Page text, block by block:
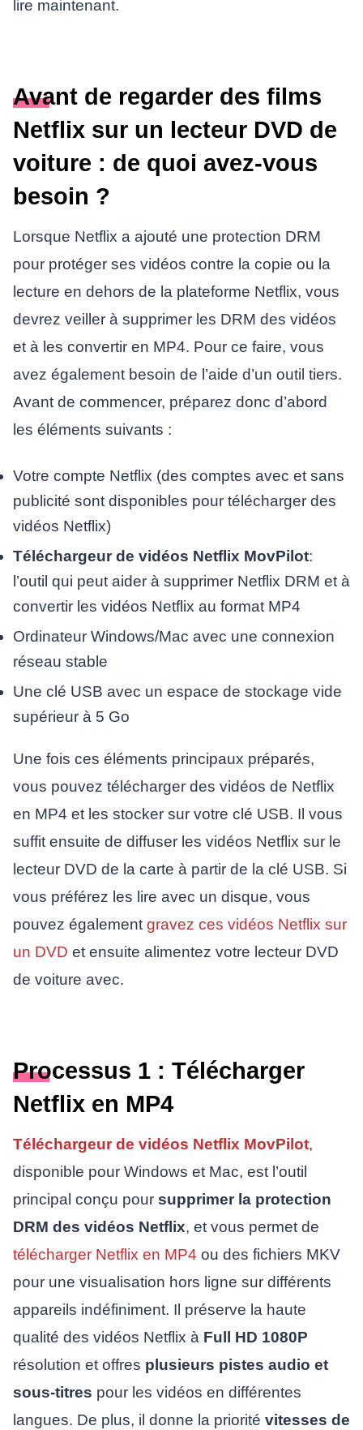
lire maintenant.
Avant de regarder des films
Netflix sur un lecteur DVD de
voiture : de quoi avez-vous
besoin ?
Lorsque Netflix a ajouté une protection DRM
pour protéger ses vidéos contre la copie ou la
lecture en dehors de la plateforme Netflix, vous
devrez veiller à supprimer les DRM des vidéos
et à les convertir en MP4. Pour ce faire, vous
avez également besoin de l’aide d’un outil tiers.
Avant de commencer, préparez donc d’abord
les éléments suivants :
Votre compte Netflix (des comptes avec et sans
publicité sont disponibles pour télécharger des
vidéos Netflix)
Téléchargeur de vidéos Netflix MovPilot:
l’outil qui peut aider à supprimer Netflix DRM et à
convertir les vidéos Netflix au format MP4
Ordinateur Windows/Mac avec une connexion
réseau stable
Une clé USB avec un espace de stockage vide
supérieur à 5 Go
Une fois ces éléments principaux préparés,
vous pouvez télécharger des vidéos de Netflix
en MP4 et les stocker sur votre clé USB. Il vous
suffit ensuite de diffuser les vidéos Netflix sur le
lecteur DVD de la carte à partir de la clé USB. Si
vous préférez les lire avec un disque, vous
pouvez également gravez ces vidéos Netflix sur
un DVD et ensuite alimentez votre lecteur DVD
de voiture avec.
Processus 1 : Télécharger
Netflix en MP4
Téléchargeur de vidéos Netflix MovPilot,
disponible pour Windows et Mac, est l’outil
principal conçu pour supprimer la protection
DRM des vidéos Netflix, et vous permet de
télécharger Netflix en MP4 ou des fichiers MKV
pour une visualisation hors ligne sur différents
appareils indéfiniment. Il préserve la haute
qualité des vidéos Netflix à Full HD 1080P
résolution et offres plusieurs pistes audio et
sous-titres pour les vidéos en différentes
langues. De plus, il donne la priorité vitesses de